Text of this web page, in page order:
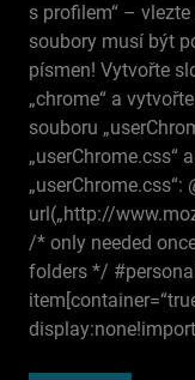
s profilem“ –
soubory musí být
písmen! Vytvořte
„chrome“ a
souboru
„userChrome.css“
„userChrome.css“:
url(„http://
/* only needed
folders */